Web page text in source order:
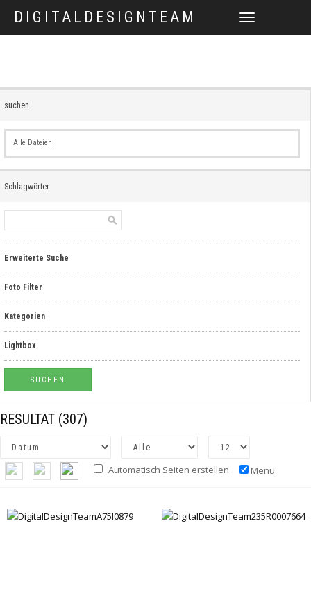
DIGITALDESIGNTEAM
TOGGLE
suchen
Alle Dateien
Schlagwörter
Erweiterte Suche
Foto Filter
Kategorien
Lightbox
RESULTAT (307)
Automatisch Seiten erstellen Menü